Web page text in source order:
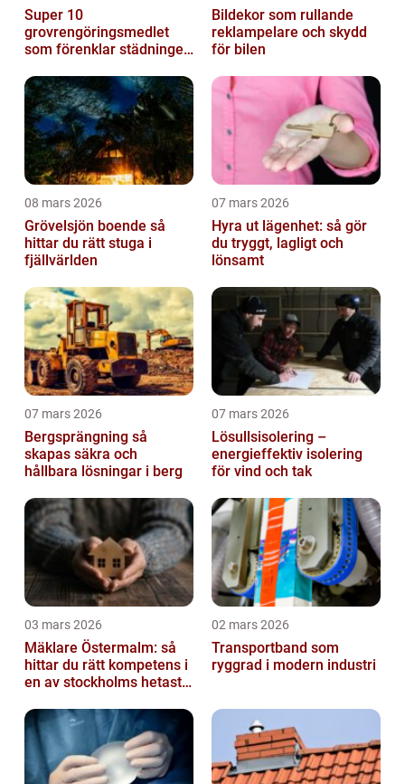
Super 10
grovrengöringsmedlet
som förenklar städningen
Bildekor som rullande
reklampelare och skydd
för bilen
08 mars 2026
Grövelsjön boende så
hittar du rätt stuga i
fjällvärlden
07 mars 2026
Hyra ut lägenhet: så gör
du tryggt, lagligt och
lönsamt
07 mars 2026
Bergsprängning så
skapas säkra och
hållbara lösningar i berg
07 mars 2026
Lösullsisolering –
energieffektiv isolering
för vind och tak
03 mars 2026
Mäklare Östermalm: så
hittar du rätt kompetens i
en av stockholms hetaste
02 mars 2026
Transportband som
ryggrad i modern industri